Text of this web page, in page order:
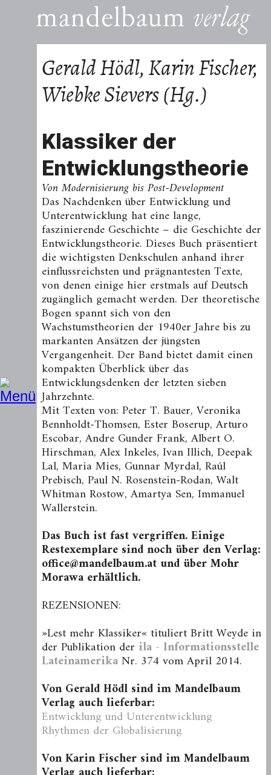
Gerald Hödl, Karin Fischer,
Wiebke Sievers (Hg.)
Klassiker der
Entwicklungstheorie
Von Modernisierung bis Post-Development
Das Nachdenken über Entwicklung und
Unterentwicklung hat eine lange,
faszinierende Geschichte – die Geschichte der
Entwicklungstheorie. Dieses Buch präsentiert
die wichtigsten Denkschulen anhand ihrer
einflussreichsten und prägnantesten Texte,
von denen einige hier erstmals auf Deutsch
zugänglich gemacht werden. Der theoretische
Bogen spannt sich von den
Wachstumstheorien der 1940er Jahre bis zu
markanten Ansätzen der jüngsten
Vergangenheit. Der Band bietet damit einen
kompakten Überblick über das
Entwicklungsdenken der letzten sieben
Jahrzehnte.
Mit Texten von: Peter T. Bauer, Veronika
Bennholdt-Thomsen, Ester Bo­serup, Arturo
Escobar, Andre Gunder Frank, Albert O.
Hirsch­man, Alex Inkeles, Ivan Illich, Deepak
Lal, Maria Mies, Gunnar Myrdal, Raúl
Prebisch, Paul N. Rosenstein-Rodan, Walt
Whitman Rostow, Amartya Sen, Immanuel
Wallerstein.
Das Buch ist fast vergriffen. Einige
Restexemplare sind noch über den Verlag:
office@mandelbaum.at und über Mohr
Morawa erhältlich.
REZENSIONEN:
»Lest mehr Klassiker« tituliert Britt Weyde in
der Publikation der ila - Informationsstelle
LateinamerikaNr. 374 vom April 2014.
Von Gerald Hödl sind im Mandelbaum
Verlag auch lieferbar:
Entwicklung und Unterentwicklung
Rhythmen der Globalisierung
Von Karin Fischer sind im Mandelbaum